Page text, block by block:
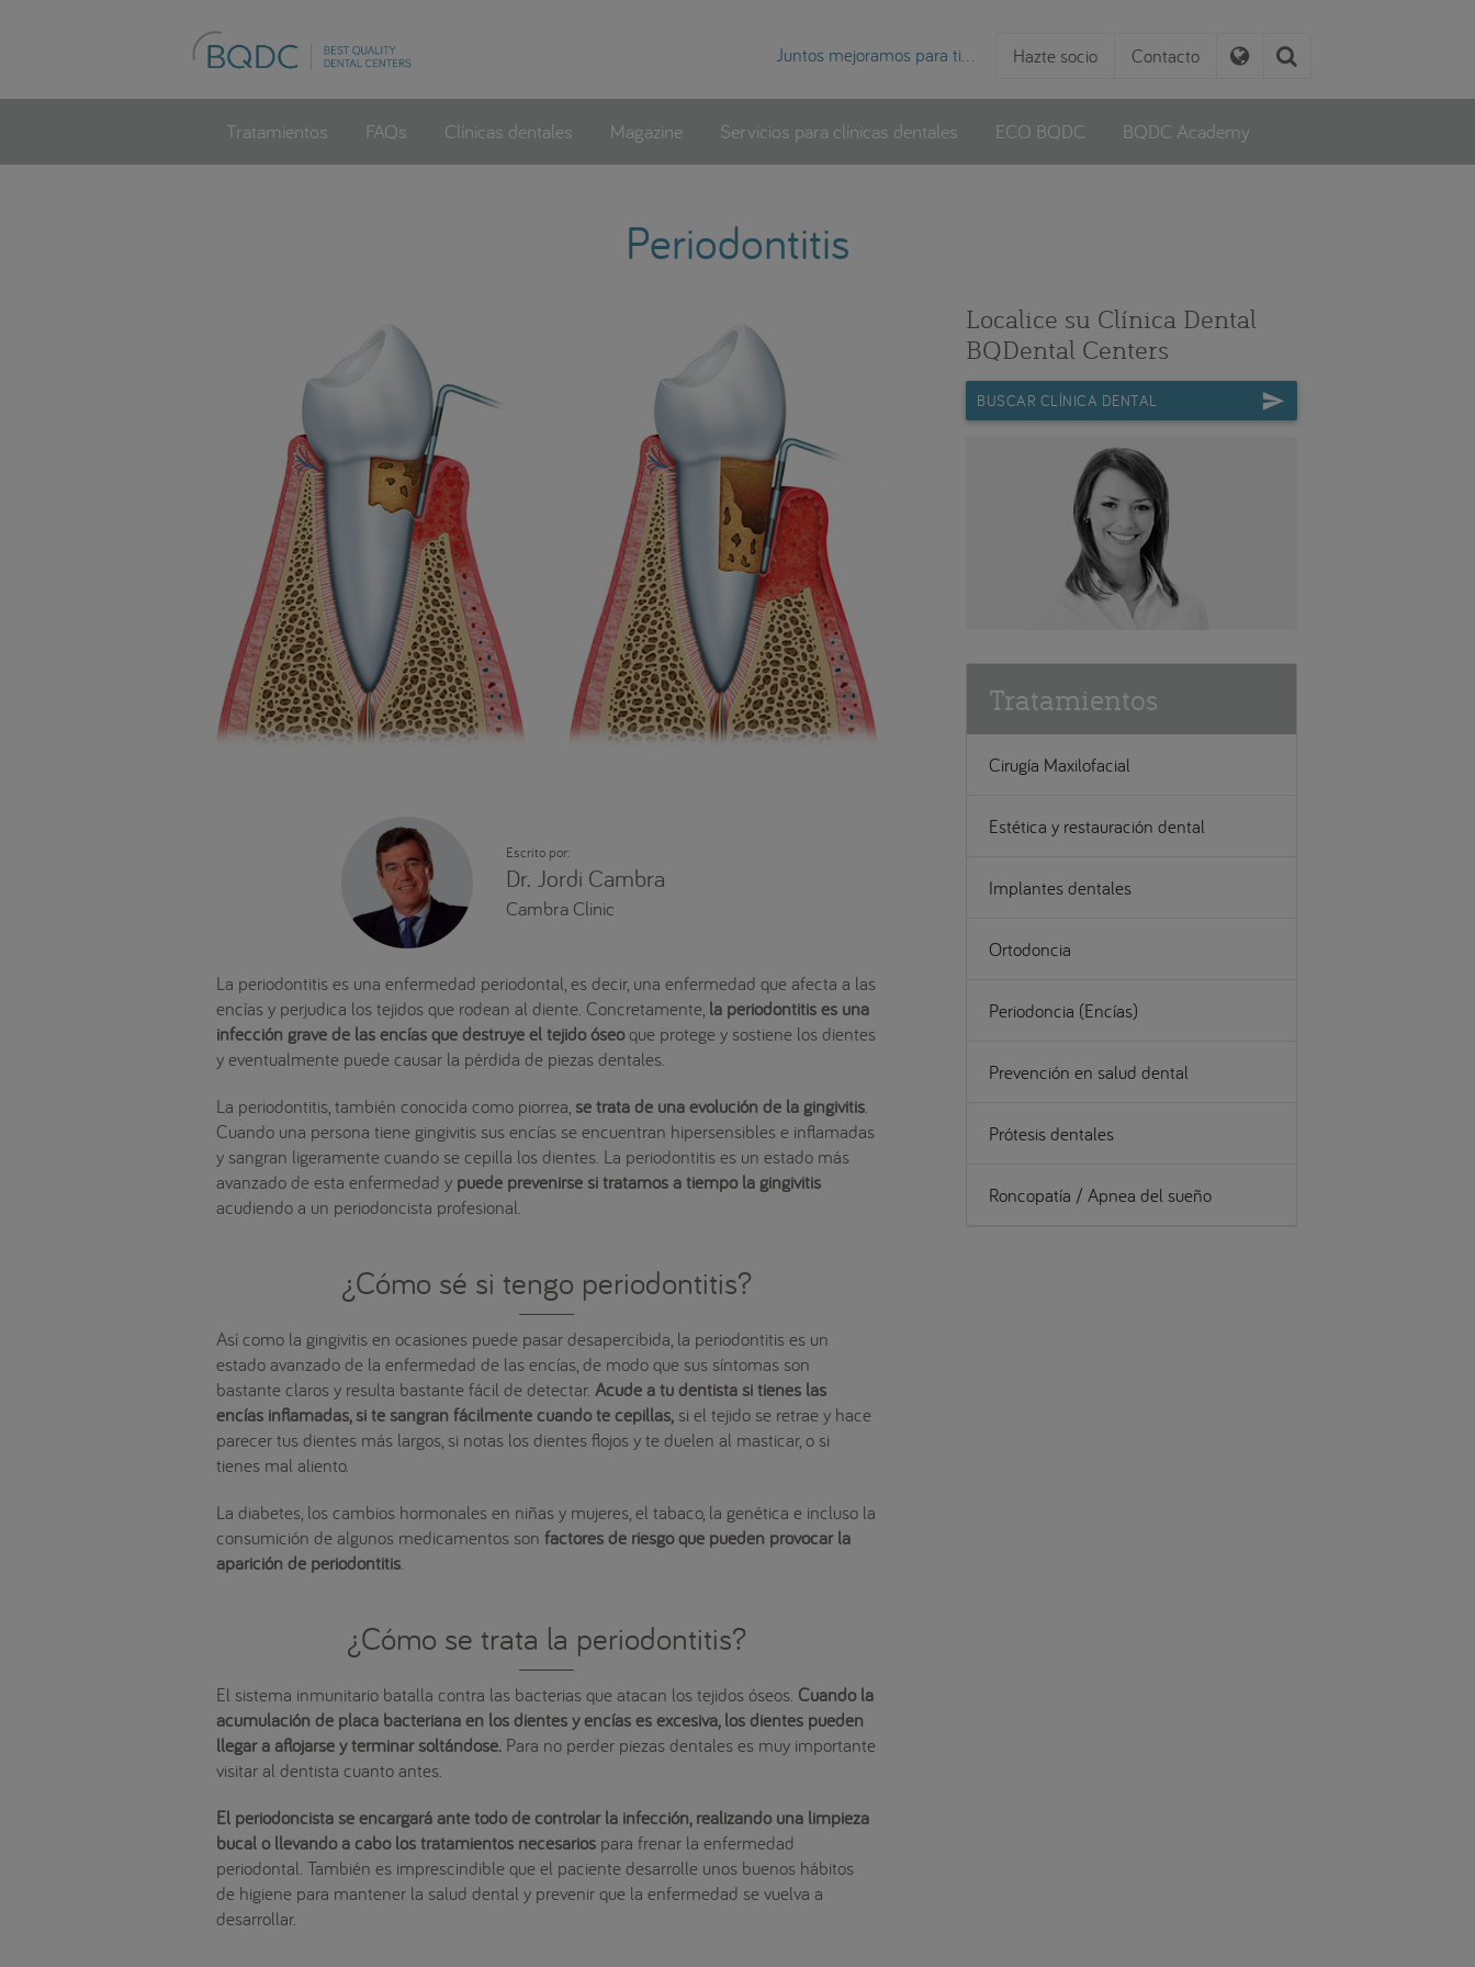
Juntos mejoramos para ti... Hazte socio Contacto
Tratamientos FAQs Clínicas dentales Magazine Servicios para clínicas dentales ECO BQDC BQDC Academy
Periodontitis
Escrito por:
Dr. Jordi Cambra
Cambra Clinic
La periodontitis es una enfermedad periodontal, es decir, una enfermedad que afecta a las
encías y perjudica los tejidos que rodean al diente. Concretamente, la periodontitis es una
infección grave de las encías que destruye el tejido óseoque protege y sostiene los dientes
y eventualmente puede causar la pérdida de piezas dentales.
La periodontitis, también conocida como piorrea, se trata de una evolución de la gingivitis
Cuando una persona tiene gingivitis sus encías se encuentran hipersensibles e inflamadas
y sangran ligeramente cuando se cepilla los dientes. La periodontitis es un estado más
avanzado de esta enfermedad y puede prevenirse si tratamos a tiempo la gingivitis
acudiendo a un periodoncista profesional.
¿Cómo sé si tengo periodontitis?
Así como la gingivitis en ocasiones puede pasar desapercibida, la periodontitis es un
estado avanzado de la enfermedad de las encías, de modo que sus síntomas son
bastante claros y resulta bastante fácil de detectar.Acude a tu dentista si tienes las
encías inflamadas, si te sangran fácilmente cuando te cepillas, si el tejido se retrae y hace
parecer tus dientes más largos, si notas los dientes flojos y te duelen al masticar, o si
tienes mal aliento.
La diabetes, los cambios hormonales en niñas y mujeres, el tabaco, la genética e incluso la
consumición de algunos medicamentos sonfactores de riesgo que pueden provocar la
aparición de periodontitis
¿Cómo se trata la periodontitis?
El sistema inmunitario batalla contra las bacterias que atacan los tejidos óseos. Cuando la
acumulación de placa bacteriana en los dientes y encías es excesiva, los dientes pueden
llegar a aflojarse y terminar soltándose. Para no perder piezas dentales es muy importante
visitar al dentista cuanto antes.
El periodoncista se encargará ante todo de controlar la infección, realizando una limpieza
bucal o llevando a cabo los tratamientos necesarios para frenar la enfermedad
periodontal. También es imprescindible que el paciente desarrolle unos buenos hábitos
de higiene para mantener la salud dental y prevenir que la enfermedad se vuelva a
desarrollar.
Localice su Clínica Dental
BQDental Centers
BUSCAR CLÍNICA DENTAL
Tratamientos
Cirugía Maxilofacial
Estética y restauración dental
Implantes dentales
Ortodoncia
Periodoncia (Encías)
Prevención en salud dental
Prótesis dentales
Roncopatía / Apnea del sueño